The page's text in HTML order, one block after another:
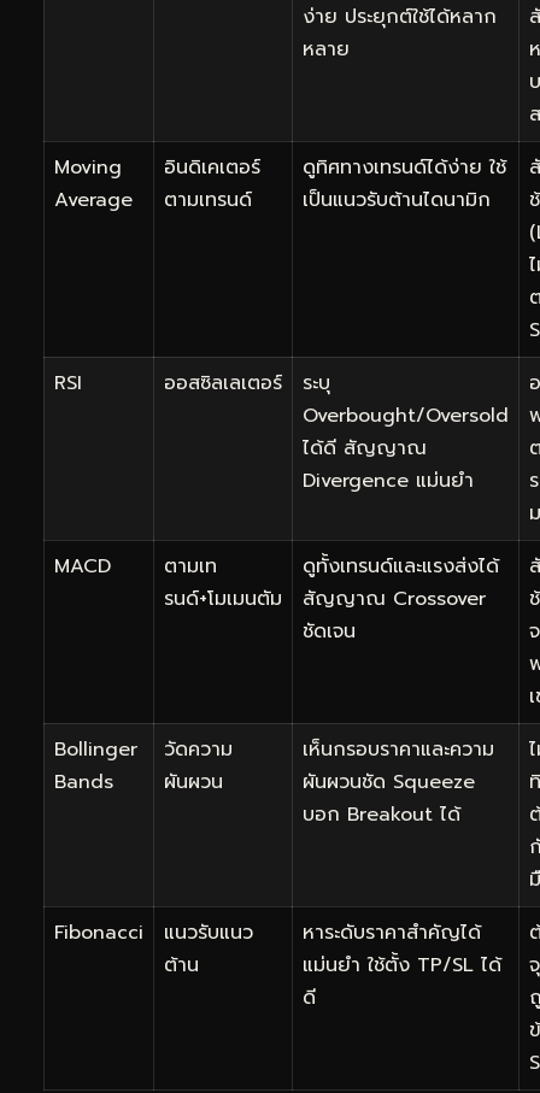
ง่าย ประยุกต์ใช้ได้หลาก
หลาย
Moving
Average
อินดิเคเตอร์
ตามเทรนด์
ดูทิศทางเทรนด์ได้ง่าย ใช้
เป็นแนวรับต้านไดนามิก
RSI
ออสซิลเลเตอร์
ระบุ
Overbought/Oversold
ได้ดี สัญญาณ
Divergence แม่นยำ
MACD
ตามเท
รนด์+โมเมนตัม
ดูทั้งเทรนด์และแรงส่งได้
สัญญาณ Crossover
ชัดเจน
Bollinger
Bands
วัดความ
ผันผวน
เห็นกรอบราคาและความ
ผันผวนชัด Squeeze
บอก Breakout ได้
Fibonacci
แนวรับแนว
ต้าน
หาระดับราคาสำคัญได้
แม่นยำ ใช้ตั้ง TP/SL ได้
ดี